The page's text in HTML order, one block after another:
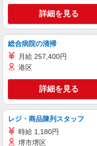
キープ
株式会社kotrio /●KT-H-1990397
＜彩都西
時給
通費全支
箕面
キープ
派遣社員
詳細を見る
総合病院の清掃
月給 257,400円
港区
詳細を見る
レジ・商品陳列スタッフ
時給 1,180円
堺市堺区